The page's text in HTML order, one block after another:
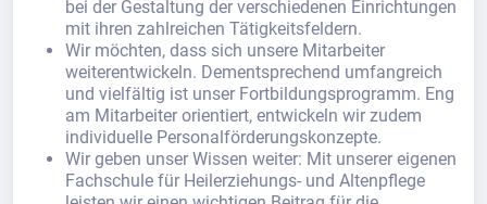
bei der Gestaltung der verschiedenen Einrichtungen
mit ihren zahlreichen Tätigkeitsfeldern.
Wir möchten, dass sich unsere Mitarbeiter
weiterentwickeln. Dementsprechend umfangreich
und vielfältig ist unser Fortbildungsprogramm. Eng
am Mitarbeiter orientiert, entwickeln wir zudem
individuelle Personalförderungskonzepte.
Wir geben unser Wissen weiter: Mit unserer eigenen
Fachschule für Heilerziehungs- und Altenpflege